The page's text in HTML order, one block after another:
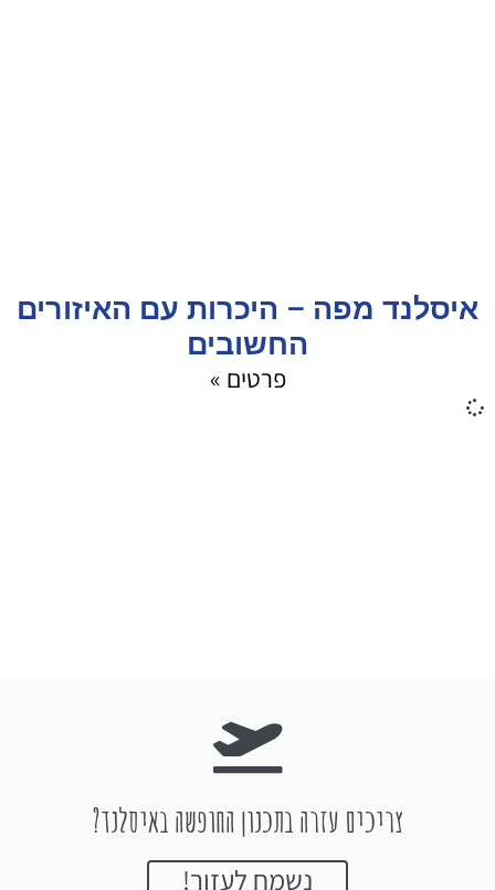
איסלנד מפה – היכרות עם האיזורים
החשובים
פרטים »
צריכים עזרה בתכנון החופשה באיסלנד?
נשמח לעזור!